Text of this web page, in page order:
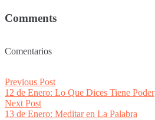
Comments
Comentarios
Post
navigation
Previous PostPrevious
post:
12 de Enero: Lo Que Dices Tiene Poder
Next PostNext
post:
13 de Enero: Meditar en La Palabra